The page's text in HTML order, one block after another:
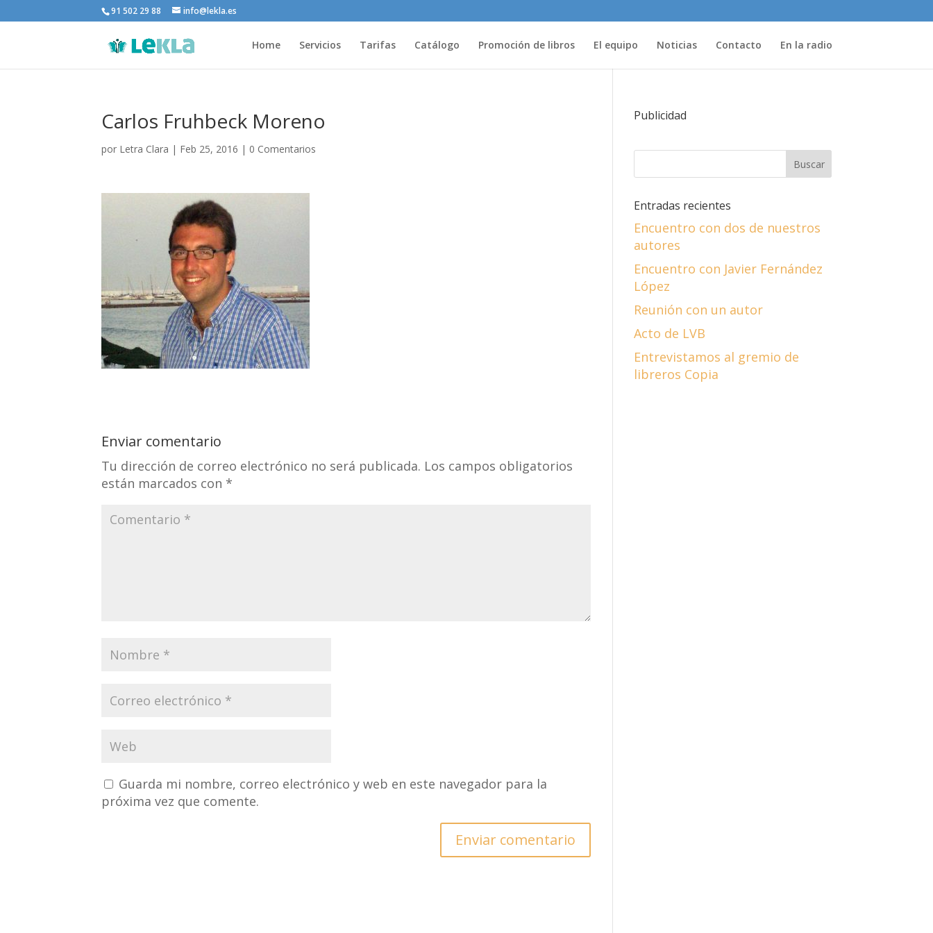
91 502 29 88 info@lekla.es
Home Servicios Tarifas Catálogo Promoción de libros El equipo Noticias Contacto En la radio
Carlos Fruhbeck Moreno
por Letra Clara | Feb 25, 2016 | 0 Comentarios
Enviar comentario
Tu dirección de correo electrónico no será publicada. Los campos obligatorios
están marcados con *
Guarda mi nombre, correo electrónico y web en este navegador para la
próxima vez que comente.
Publicidad
Entradas recientes
Encuentro con dos de nuestros
autores
Encuentro con Javier Fernández
López
Reunión con un autor
Acto de LVB
Entrevistamos al gremio de
libreros Copia